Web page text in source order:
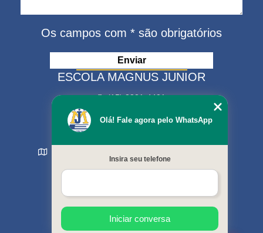
Os campos com * são obrigatórios
ESCOLA MAGNUS JUNIOR
(15) 3321-4401
(15) 99630-9333
matriculas@escolamagnus.com.br
Sorocaba - SP - CEP: 18044-130
MENU
Cursos oferecidos
Olá! Fale agora pelo WhatsApp
Insira seu telefone
Iniciar conversa